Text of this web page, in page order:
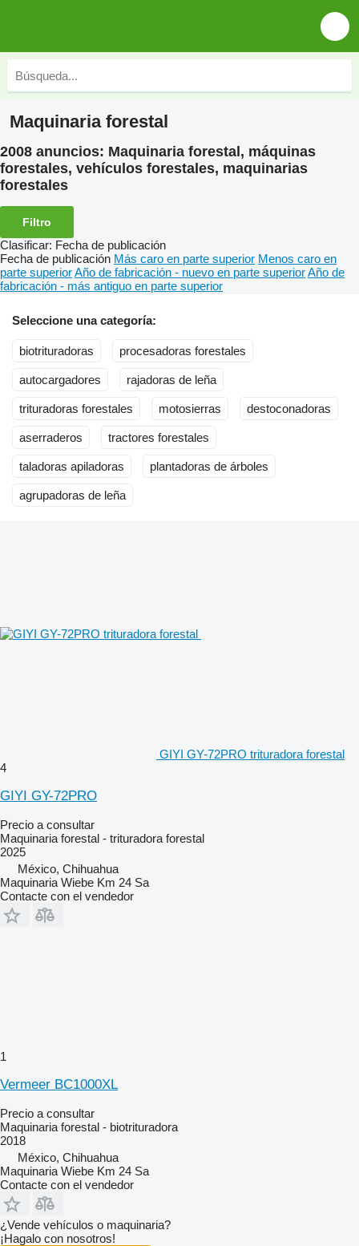
Maquinaria forestal
2008 anuncios: Maquinaria forestal, máquinas
forestales, vehículos forestales, maquinarias
forestales
Filtro
Clasificar: Fecha de publicación
Fecha de publicación Más caro en parte superior Menos caro en
parte superiorAño de fabricación - nuevo en parte superiorAño de
fabricación - más antiguo en parte superior
Seleccione una categoría:
biotrituradoras procesadoras forestales
autocargadores rajadoras de leña
trituradoras forestales motosierras destoconadoras
aserraderos tractores forestales
taladoras apiladoras plantadoras de árboles
agrupadoras de leña
GIYI GY-72PRO trituradora forestal
4
GIYI GY-72PRO
Precio a consultar
Maquinaria forestal - trituradora forestal
2025
México, Chihuahua
Maquinaria Wiebe Km 24 Sa
Contacte con el vendedor
1
Vermeer BC1000XL
Precio a consultar
Maquinaria forestal - biotrituradora
2018
México, Chihuahua
Maquinaria Wiebe Km 24 Sa
Contacte con el vendedor
¿Vende vehículos o maquinaria?
¡Hagalo con nosotros!